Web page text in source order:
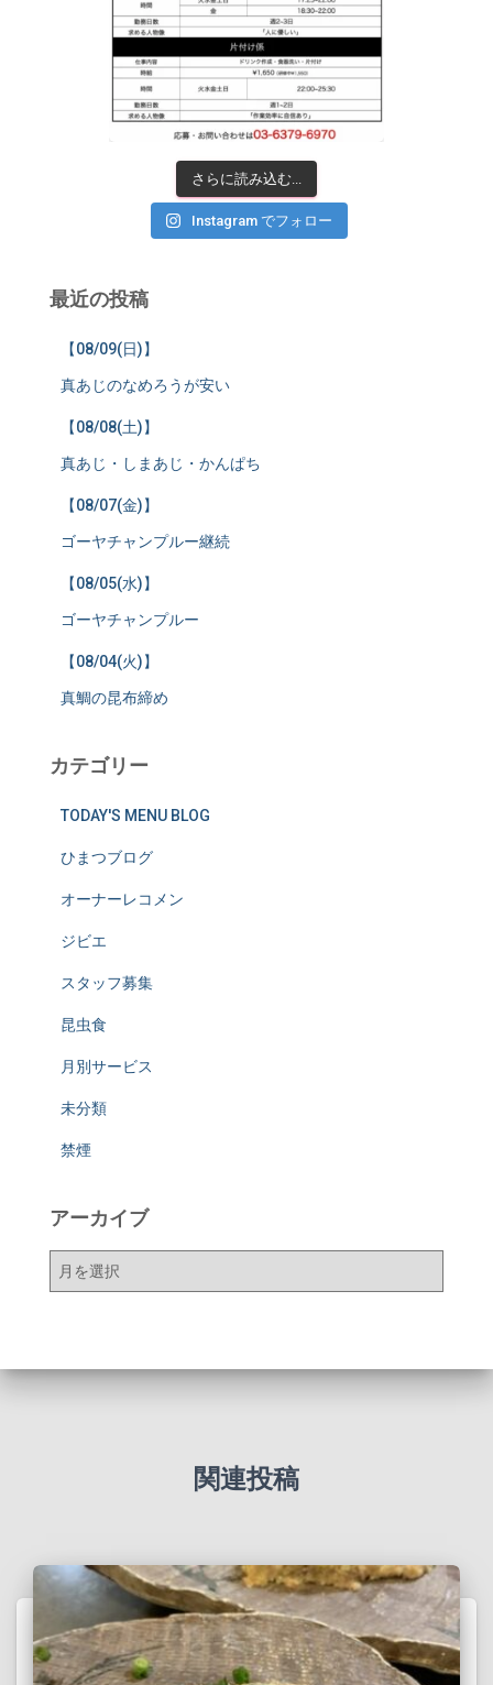
さらに読み込む...
Instagram でフォロー
最近の投稿
【08/09(日)】
真あじのなめろうが安い
【08/08(土)】
真あじ・しまあじ・かんぱち
【08/07(金)】
ゴーヤチャンプルー継続
【08/05(水)】
ゴーヤチャンプルー
【08/04(火)】
真鯛の昆布締め
カテゴリー
TODAY'S MENU BLOG
ひまつブログ
オーナーレコメン
ジビエ
スタッフ募集
昆虫食
月別サービス
未分類
禁煙
アーカイブ
ア
関連投稿